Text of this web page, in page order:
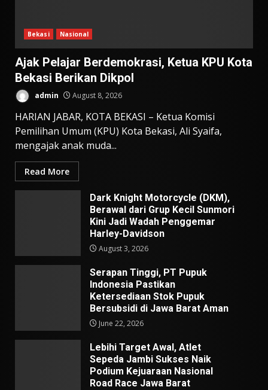
Bekasi Nasional
Ajak Pelajar Berdemokrasi, Ketua KPU Kota
Bekasi Berikan Dikpol
admin August 8, 2026
HARIAN JABAR, KOTA BEKASI – Ketua Komisi
Pemilihan Umum (KPU) Kota Bekasi, Ali Syaifa,
mengajak anak muda...
Read More
Dark Knight Motorcycle (DKM),
Berawal dari Grup Kecil Sunmori
Kini Jadi Wadah Penggemar
Harley-Davidson
August 3, 2026
Serapan Tinggi, PT Pupuk
Indonesia Pastikan
Ketersediaan Stok Pupuk
Bersubsidi di Jawa Barat Aman
June 22, 2026
Lebihi Target Awal, Atlet
Sepeda Jambi Sukses Naik
Podium Kejuaraan Nasional
Road Race Jawa Barat